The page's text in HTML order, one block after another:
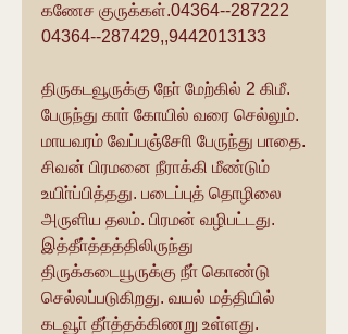
கணேச குருக்கள்.04364--287222
04364--287429,,9442013133
திருகடவூருக்கு நோ் மேற்கில் 2 கிமீ.
பேருந்து காா் கோயில் வரை செல்லும்.
மாயவரம் வேப்பஞ்சோி பேருந்து பாதை.
சிவன் பிரமனை நீராக்கி மீண்டும்
உயிா்ப்பித்தது. படைப்புத் தொழிலை
அருளிய தலம். பிரமன் வழிபட்டது.
இத்தீா்த்தத்திலிருந்து
திருக்கடையூருக்கு நீா் கொண்டு
செல்லப்படுகிறது. வயல் மத்தியில்
கடவூா் தீா்த்தக்கிணறு உள்ளது.